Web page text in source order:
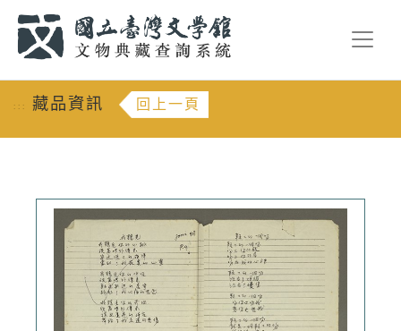
::: 藏品資訊 回上一頁